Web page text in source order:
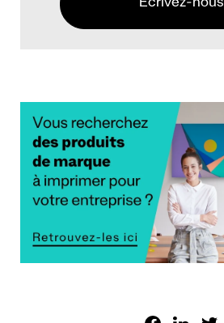
Écrivez-nous